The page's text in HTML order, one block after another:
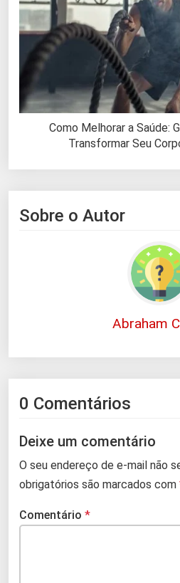
Como Melhorar a Saúde:
Transformar Seu
Sobre o Autor
Abraham
0 Comentários
Deixe um comentário
O seu endereço de e-mail não
obrigatórios são marcados com
Comentário *